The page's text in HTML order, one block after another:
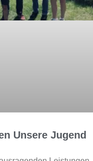
Unsere Jugend